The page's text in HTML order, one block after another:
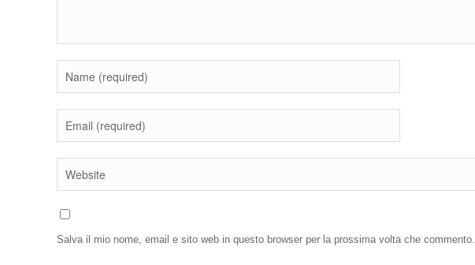
Salva il mio nome, email e sito web in questo browser per la prossima volta che commento.